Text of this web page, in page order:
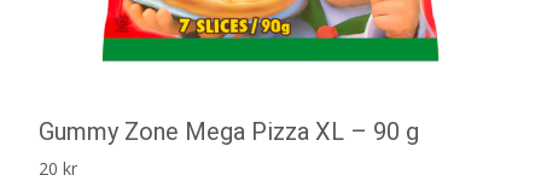
Gummy Zone Mega Pizza XL – 90 g
20 kr